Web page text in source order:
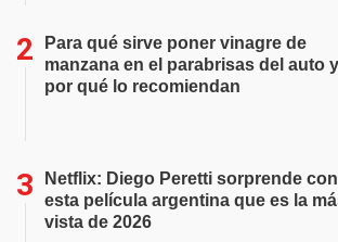
Para qué sirve poner vinagre de
manzana en el parabrisas del auto y
por qué lo recomiendan
Netflix: Diego Peretti sorprende con
esta película argentina que es la
vista de 2026